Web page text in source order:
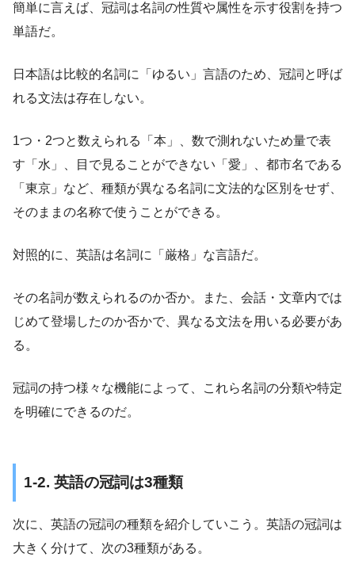
簡単に言えば、冠詞は名詞の性質や属性を示す役割を持つ
単語だ。
日本語は比較的名詞に「ゆるい」言語のため、冠詞と呼ば
れる文法は存在しない。
1つ・2つと数えられる「本」、数で測れないため量で表
す「水」、目で見ることができない「愛」、都市名である
「東京」など、種類が異なる名詞に文法的な区別をせず、
そのままの名称で使うことができる。
対照的に、英語は名詞に「厳格」な言語だ。
その名詞が数えられるのか否か。また、会話・文章内では
じめて登場したのか否かで、異なる文法を用いる必要があ
る。
冠詞の持つ様々な機能によって、これら名詞の分類や特定
を明確にできるのだ。
1-2. 英語の冠詞は3種類
次に、英語の冠詞の種類を紹介していこう。英語の冠詞は
大きく分けて、次の3種類がある。